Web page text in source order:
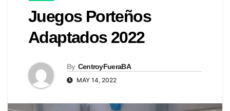
Juegos Porteños
Adaptados 2022
By CentroyFueraBA
MAY 14, 2022